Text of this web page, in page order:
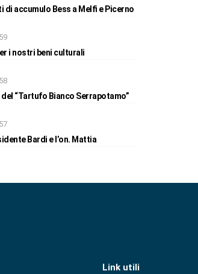
di accumulo Bess a Melfi e Picerno
i nostri beni culturali
“Tartufo Bianco Serrapotamo”
Bardi e l’on. Mattia
Link utili